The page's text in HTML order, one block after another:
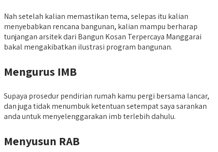
Nah setelah kalian memastikan tema, selepas itu kalian
menyebabkan rencana bangunan, kalian mampu berharap
tunjangan arsitek dari Bangun Kosan Terpercaya Manggarai
bakal mengakibatkan ilustrasi program bangunan.
Mengurus IMB
Supaya prosedur pendirian rumah kamu pergi bersama lancar,
dan juga tidak menumbuk ketentuan setempat saya sarankan
anda untuk menyelenggarakan imb terlebih dahulu.
Menyusun RAB